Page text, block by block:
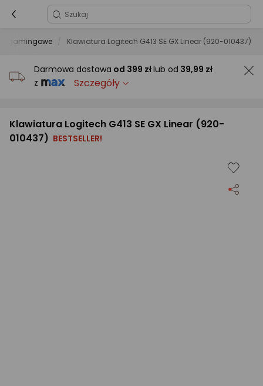
gamingowe Klawiatura Logitech G413 SE GX Linear (920-010437)
Darmowa dostawa od 399 złlub od 39,99 zł
z
Szczegóły
Klawiatura Logitech G413 SE GX Linear (920-
010437) BESTSELLER!